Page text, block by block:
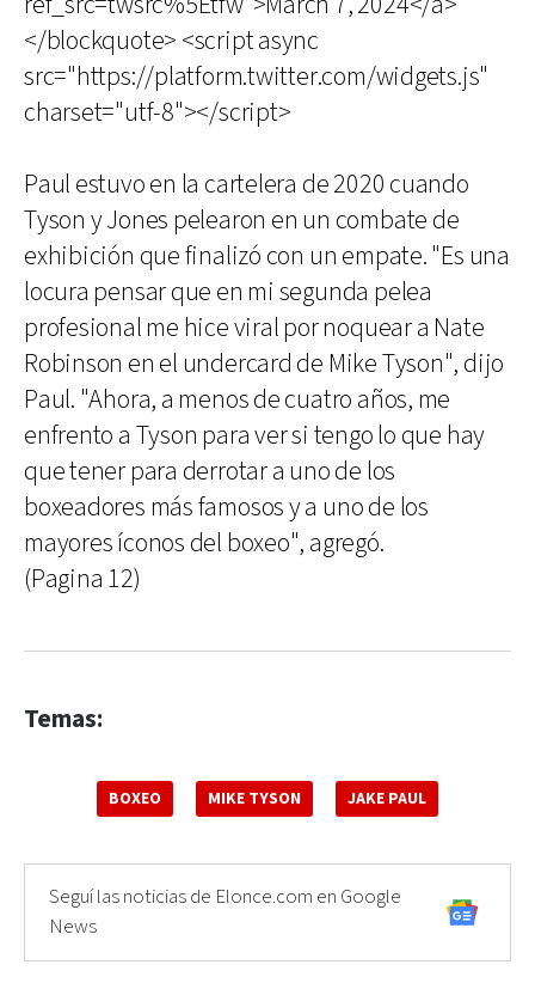
</blockquote> <script async
src="https://platform.twitter.com/widgets.js"
charset="utf-8"></script>
Paul estuvo en la cartelera de 2020 cuando
Tyson y Jones pelearon en un combate de
exhibición que finalizó con un empate. "Es una
locura pensar que en mi segunda pelea
profesional me hice viral por noquear a Nate
Robinson en el undercard de Mike Tyson", dijo
Paul. "Ahora, a menos de cuatro años, me
enfrento a Tyson para ver si tengo lo que hay
que tener para derrotar a uno de los
boxeadores más famosos y a uno de los
mayores íconos del boxeo", agregó.
(Pagina 12)
Temas:
BOXEO MIKE TYSON JAKE PAUL
Seguí las noticias de Elonce.com en Google
News